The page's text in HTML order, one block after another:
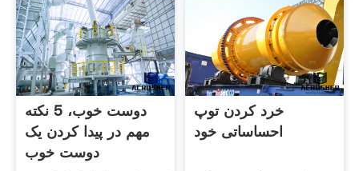
دوست خوب، 5 نکته
مهم در پیدا کردن یک
دوست خوب
خرد کردن توپ
احساساتی خود